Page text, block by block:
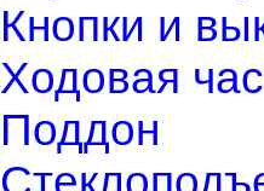
Кнопки и
Ходовая
Поддон